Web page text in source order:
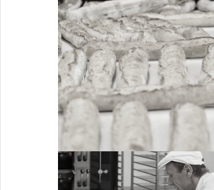
DÉFOURNEMENT
Cuisson
ZOOM